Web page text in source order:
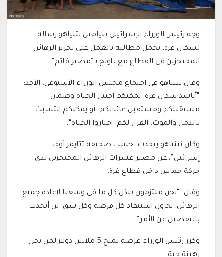
وجه رئيس الوزراء الإسرائيلي بنيامين نتنياهو رسالة
لسكان غزة، تحمل مطالبة بالعمل على تحرير الرهائن
المحتجزين في القطاع مع تلويح بـ”مصير قاتم”.
وقال نتنياهو في اجتماع مجلس الوزراء الأسبوعي، الأحد:
“أناشد سكان غزة. يمكنكم اختيار الحياة وضمان
مستقبلكم ومستقبل عائلاتكم، أو يمكنكم التشبث
بالدمار والموت. القرار لكم. اختاروا الحياة”.
وكان نتنياهو يتحدث، حسب صحيفة “تايمز أوف
إسرائيل”، عن مصير عشرات الرهائن المحتجزين لدى
حركة حماس داخل قطاع غزة.
وقال: “نحن ملتزمون ببذل كل ما في وسعنا لإعادة جميع
الرهائن. نحاول استنفاد كل فرصة وكل شق. لن أتحدث
بالتفصيل عن الأمر”.
وكرر رئيس الوزراء عرضه بمنح 5 ملايين دولار لمن يحرر
رهينة حية.